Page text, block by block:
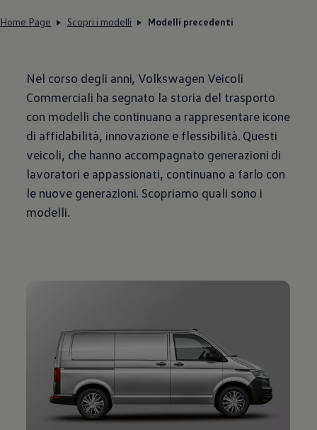
Home Page Scopri i modelli Modelli precedenti
Nel corso degli anni, Volkswagen Veicoli
Commerciali ha segnato la storia del trasporto
con modelli che continuano a rappresentare icone
di affidabilità, innovazione e flessibilità. Questi
veicoli, che hanno accompagnato generazioni di
lavoratori e appassionati, continuano a farlo con
le nuove generazioni. Scopriamo quali sono i
modelli.